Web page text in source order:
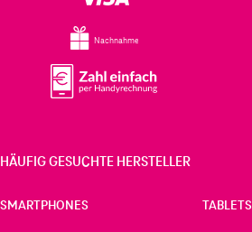
Nachnahme
HÄUFIG GESUCHTE HERSTELLER
SMARTPHONES TABLETS